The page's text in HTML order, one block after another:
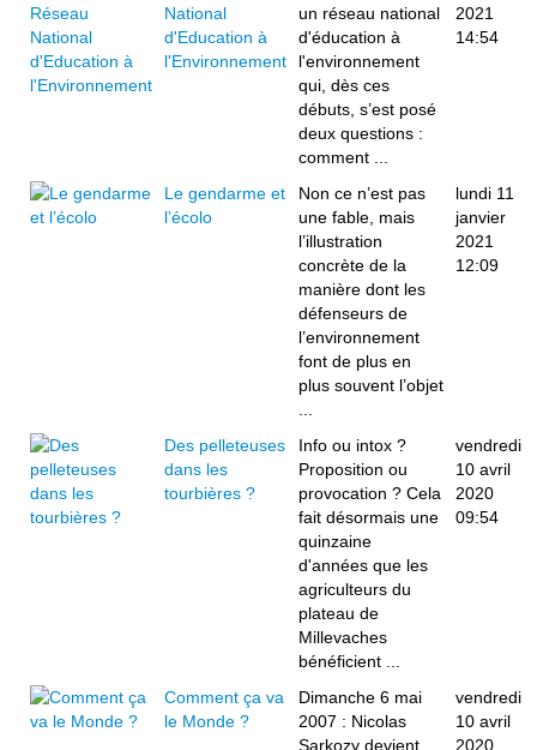
National
d'Education à
l'Environnement
un réseau national
d'éducation à
l'environnement
qui, dès ces
débuts, s’est posé
deux questions :
comment ...
2021
14:54
Le gendarme et
l’écolo
Non ce n’est pas
une fable, mais
l’illustration
concrète de la
manière dont les
défenseurs de
l’environnement
font de plus en
plus souvent l’objet
lundi 11
janvier
2021
12:09
Des pelleteuses
dans les
tourbières ?
Info ou intox ?
Proposition ou
provocation ? Cela
fait désormais une
quinzaine
d'années que les
agriculteurs du
plateau de
Millevaches
bénéficient ...
vendredi
10 avril
2020
09:54
Comment ça va
le Monde ?
Dimanche 6 mai
2007 : Nicolas
Sarkozy devient
vendredi
10 avril
2020